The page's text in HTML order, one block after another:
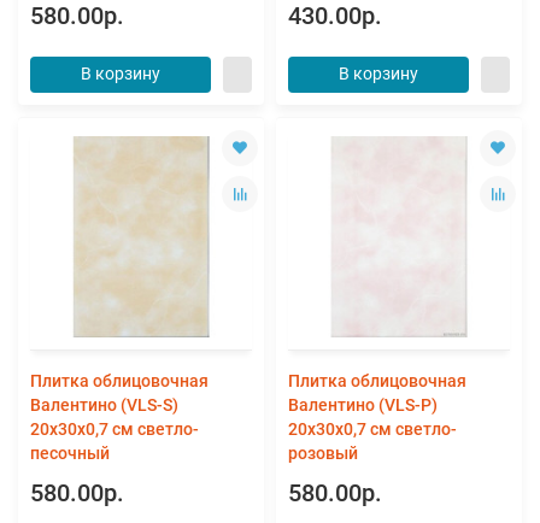
580.00р.
В корзину
430.00р.
В корзину
Плитка облицовочная
Валентино (VLS-S)
20x30x0,7 см светло-
песочный
580.00р.
Плитка облицовочная
Валентино (VLS-Р)
20x30x0,7 см светло-
розовый
580.00р.